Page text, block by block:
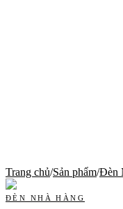
Trang chủ/Sản phẩm/Đèn
ĐÈN NHÀ HÀNG